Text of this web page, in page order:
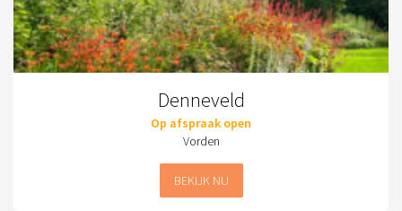
Denneveld
Op afspraak open
Vorden
BEKIJK NU